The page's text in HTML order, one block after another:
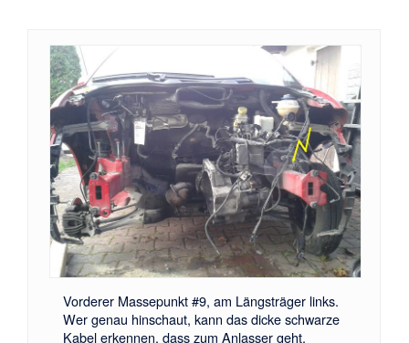
Vorderer Massepunkt #9, am Längsträger links.
Wer genau hinschaut, kann das dicke schwarze
Kabel erkennen, dass zum Anlasser geht.